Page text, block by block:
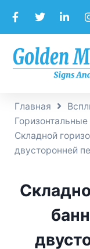
Главная
Складной
двусторонней